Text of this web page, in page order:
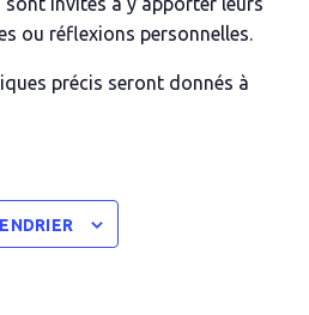
ou réflexions personnelles.
précis seront donnés à